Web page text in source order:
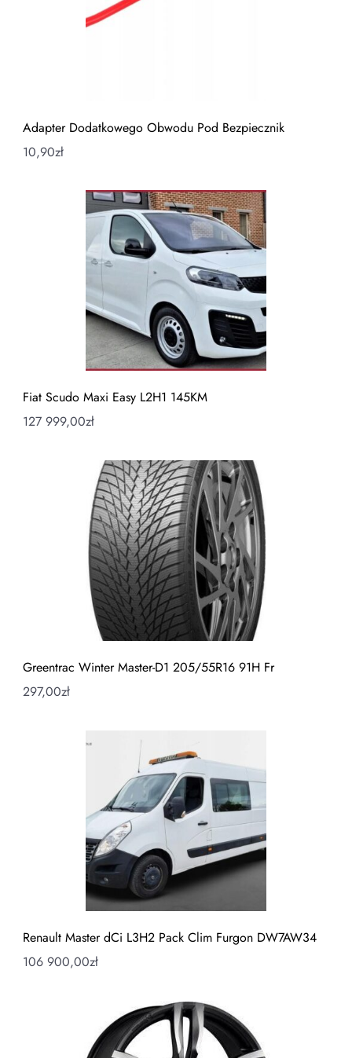
Adapter Dodatkowego Obwodu Pod Bezpiecznik
10,90zł
Fiat Scudo Maxi Easy L2H1 145KM
127 999,00zł
Greentrac Winter Master-D1 205/55R16 91H Fr
297,00zł
Renault Master dCi L3H2 Pack Clim Furgon DW7AW34
106 900,00zł